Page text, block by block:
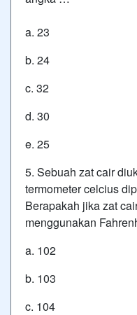
a. 23
b. 24
c. 32
d. 30
e. 25
5. Sebuah zat cair
termometer celcius
Berapakah jika zat
menggunakan
a. 102
b. 103
c. 104